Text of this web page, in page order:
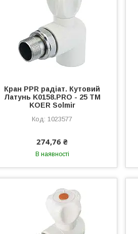
Кран PPR радіат. Кутовий
Латунь K0158.PRO - 25 ТМ
KOER Solmir
1023577
274,76 ₴
В наявності